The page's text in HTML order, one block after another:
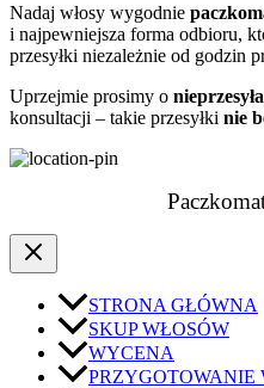
Nadaj włosy wygodnie
i najpewniejsza forma odbioru,
przesyłki niezależnie od godzin
Uprzejmie prosimy o
konsultacji – takie przesyłki nie
STRONA GŁÓWNA
SKUP WŁOSÓW
WYCENA
PRZYGOTOWANIE